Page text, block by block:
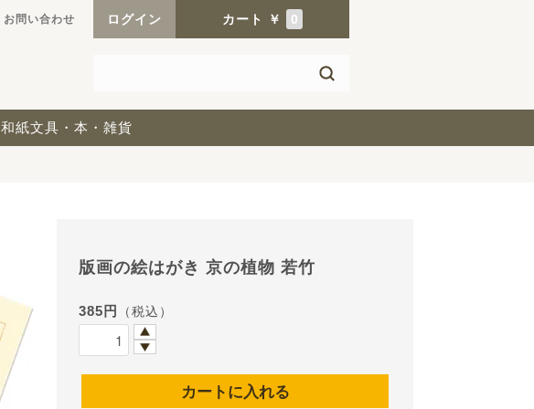
お問い合わせ ログイン カート ￥ 0
和紙文具・本・雑貨
版画の絵はがき 京の植物 若竹
385円 （税込）